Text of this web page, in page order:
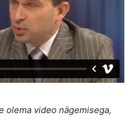
olema video nägemisega,